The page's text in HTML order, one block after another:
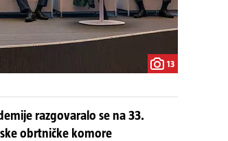
13
razgovaralo se na 33.
obrtničke komore